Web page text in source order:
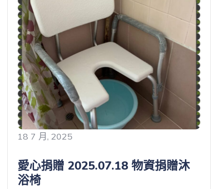
18 7 月, 2025
愛心捐贈 2025.07.18 物資捐贈沐
浴椅